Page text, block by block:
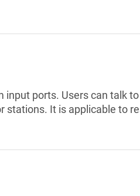
ports. Users can talk
It is applicable to